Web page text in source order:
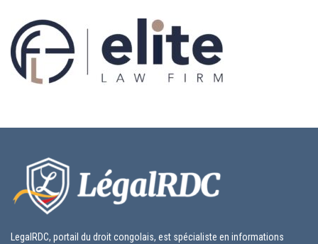
LegalRDC, portail du droit congolais, est spécialiste en informations